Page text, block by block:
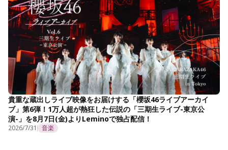
貴重な蔵出しライブ映像をお届けする「櫻坂46ライブアーカイ
ブ」第6弾！1万人超が熱狂した伝説の「三期生ライブ-東京公
演-」を8月7日(金)よりLeminoで独占配信！
2026/7/31 音楽